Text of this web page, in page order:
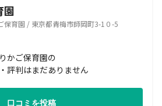
園
保育園 / 東京都青梅市師岡町3-1０-5
かご保育園の
評判はまだありません
口コミを投稿